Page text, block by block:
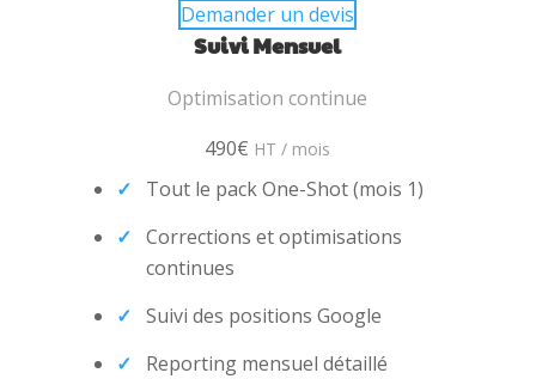
Demander un devis
Suivi Mensuel
Optimisation continue
490€ HT / mois
Tout le pack One-Shot (mois 1)
Corrections et optimisations
continues
Suivi des positions Google
Reporting mensuel détaillé